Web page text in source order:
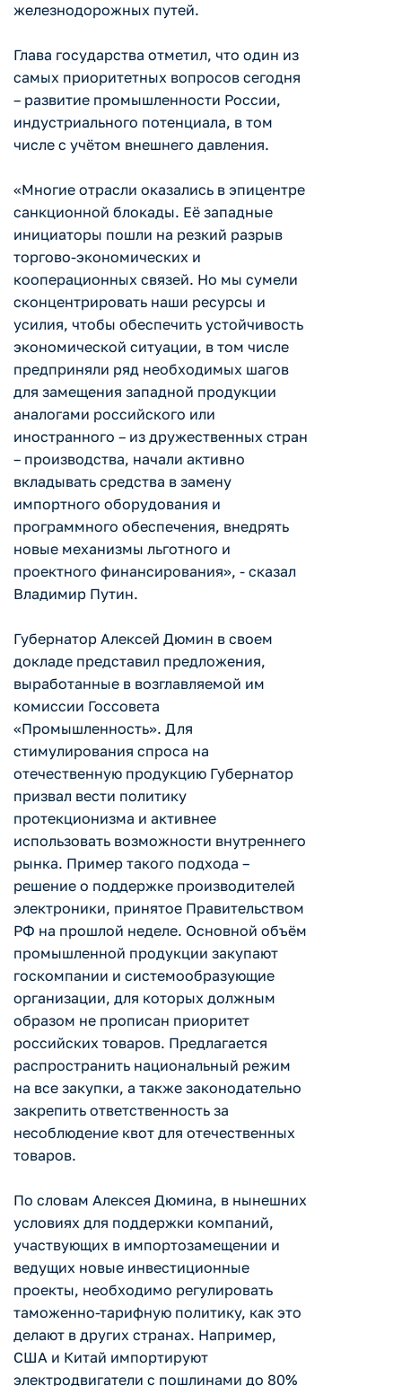
железнодорожных путей.
Глава государства отметил, что один из
самых приоритетных вопросов сегодня
– развитие промышленности России,
индустриального потенциала, в том
числе с учётом внешнего давления.
«Многие отрасли оказались в эпицентре
санкционной блокады. Её западные
инициаторы пошли на резкий разрыв
торгово-экономических и
кооперационных связей. Но мы сумели
сконцентрировать наши ресурсы и
усилия, чтобы обеспечить устойчивость
экономической ситуации, в том числе
предприняли ряд необходимых шагов
для замещения западной продукции
аналогами российского или
иностранного – из дружественных стран
– производства, начали активно
вкладывать средства в замену
импортного оборудования и
программного обеспечения, внедрять
новые механизмы льготного и
проектного финансирования», - сказал
Владимир Путин.
Губернатор Алексей Дюмин в своем
докладе представил предложения,
выработанные в возглавляемой им
комиссии Госсовета
«Промышленность». Для
стимулирования спроса на
отечественную продукцию Губернатор
призвал вести политику
протекционизма и активнее
использовать возможности внутреннего
рынка. Пример такого подхода –
решение о поддержке производителей
электроники, принятое Правительством
РФ на прошлой неделе. Основной объём
промышленной продукции закупают
госкомпании и системообразующие
организации, для которых должным
образом не прописан приоритет
российских товаров. Предлагается
распространить национальный режим
на все закупки, а также законодательно
закрепить ответственность за
несоблюдение квот для отечественных
товаров.
По словам Алексея Дюмина, в нынешних
условиях для поддержки компаний,
участвующих в импортозамещении и
ведущих новые инвестиционные
проекты, необходимо регулировать
таможенно-тарифную политику, как это
делают в других странах. Например,
США и Китай импортируют
электродвигатели с пошлинами до 80%